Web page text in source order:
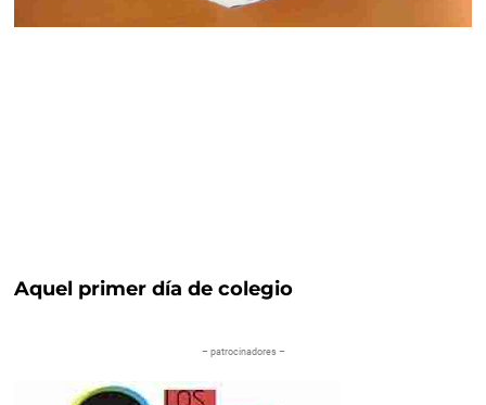
Aquel primer día de colegio
– patrocinadores –